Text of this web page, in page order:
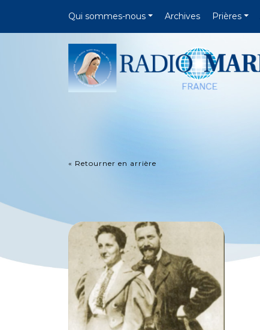
Qui sommes-nous Archives Prières
« Retourner en arrière